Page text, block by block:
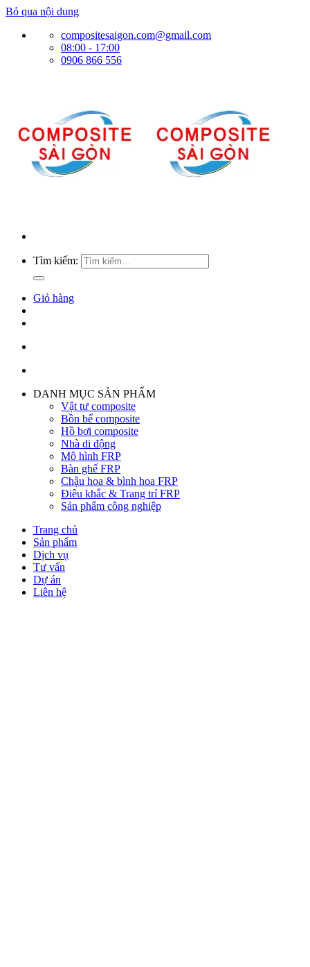
Bỏ qua nội dung
compositesaigon.com@gmail.com
08:00 - 17:00
0906 866 556
Tìm kiếm:
Giỏ hàng
DANH MỤC SẢN PHẨM
Vật tư composite
Bồn bể composite
Hồ bơi composite
Nhà di động
Mô hình FRP
Bàn ghế FRP
Chậu hoa & bình hoa FRP
Điêu khắc & Trang trí FRP
Sản phẩm công nghiệp
Trang chủ
Sản phẩm
Dịch vụ
Tư vấn
Dự án
Liên hệ